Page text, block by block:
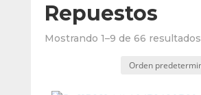
Repuestos
Mostrando 1–9 de 66 resultados